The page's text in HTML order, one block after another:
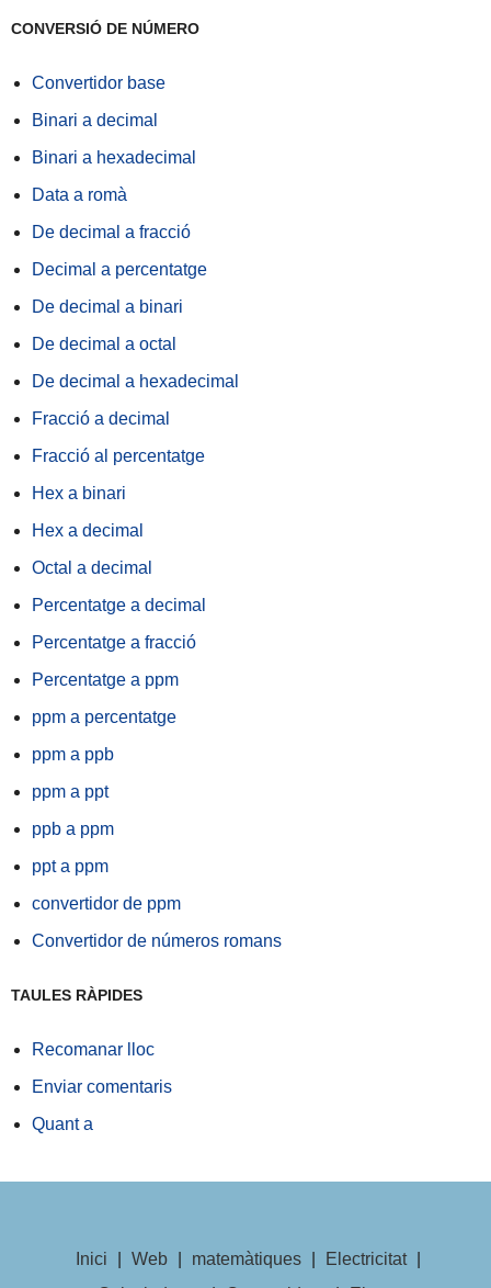
CONVERSIÓ DE NÚMERO
Convertidor base
Binari a decimal
Binari a hexadecimal
Data a romà
De decimal a fracció
Decimal a percentatge
De decimal a binari
De decimal a octal
De decimal a hexadecimal
Fracció a decimal
Fracció al percentatge
Hex a binari
Hex a decimal
Octal a decimal
Percentatge a decimal
Percentatge a fracció
Percentatge a ppm
ppm a percentatge
ppm a ppb
ppm a ppt
ppb a ppm
ppt a ppm
convertidor de ppm
Convertidor de números romans
TAULES RÀPIDES
Recomanar lloc
Enviar comentaris
Quant a
Inici Web matemàtiques Electricitat